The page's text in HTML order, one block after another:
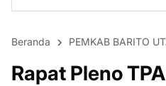
Beranda PEMKAB BARITO
Rapat Pleno